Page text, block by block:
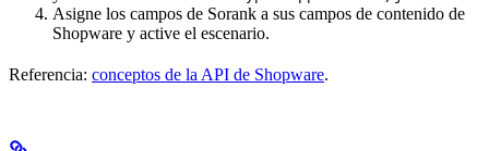
Asigne los campos de Sorank a sus campos de contenido de
Shopware y active el escenario.
Referencia: conceptos de la API de Shopware.